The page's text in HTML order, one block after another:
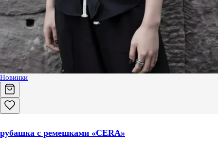
Новинки
рубашка с ремешками «CERA»